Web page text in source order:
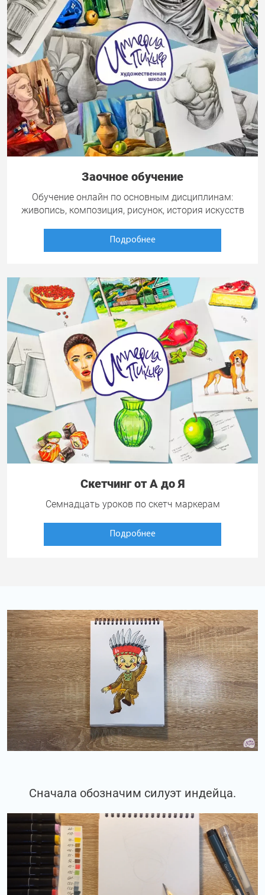
Заочное обучение
Обучение онлайн по основным дисциплинам:
живопись, композиция, рисунок, история искусств
Подробнее
Скетчинг от А до Я
Семнадцать уроков по скетч маркерам
Подробнее
Сначала обозначим силуэт индейца.